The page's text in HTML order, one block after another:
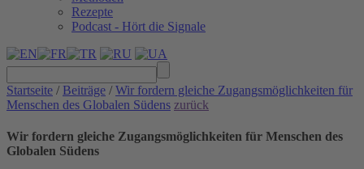
Rezepte
Podcast - Hört die Signale
Startseite / Beiträge / Wir fordern gleiche Zugangsmöglichkeiten für
Menschen des Globalen Südens zurück
Wir fordern gleiche Zugangsmöglichkeiten für Menschen des
Globalen Südens